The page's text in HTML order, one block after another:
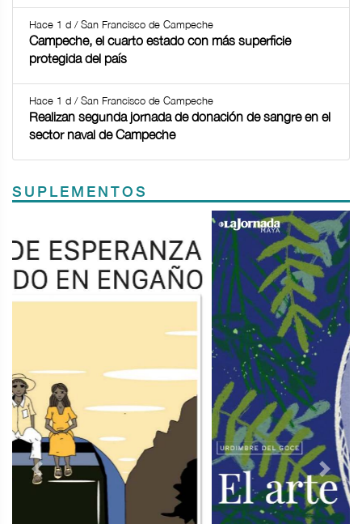
Hace 1 d / San Francisco de Campeche
Campeche, el cuarto estado con más superficie
protegida del país
Hace 1 d / San Francisco de Campeche
Realizan segunda jornada de donación de sangre en el
sector naval de Campeche
SUPLEMENTOS
Previous Next